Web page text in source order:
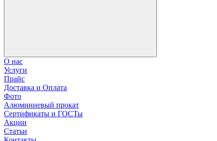
О нас
Услуги
Прайс
Доставка и Оплата
Фото
Алюминиевый прокат
Сертификаты и ГОСТы
Акции
Статьи